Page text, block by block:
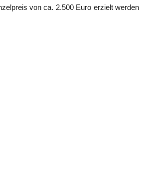
von ca. 2.500 Euro erzielt werden